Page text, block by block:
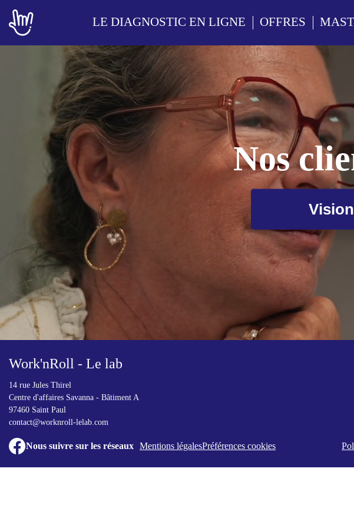
LE DIAGNOSTIC EN LIGNE OFFRES
Nos
Work'nRoll - Le lab
14 rue Jules Thirel
Centre d'affaires Savanna - Bâtiment A
97460 Saint Paul
contact@worknroll-lelab.com
Nous suivre sur les réseaux Mentions légalesPréférences cookies